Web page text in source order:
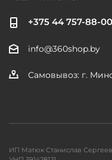
+375 44 757-88-00
info@360shop.by
Самовывоз: г.
ИП Матюк Станислав